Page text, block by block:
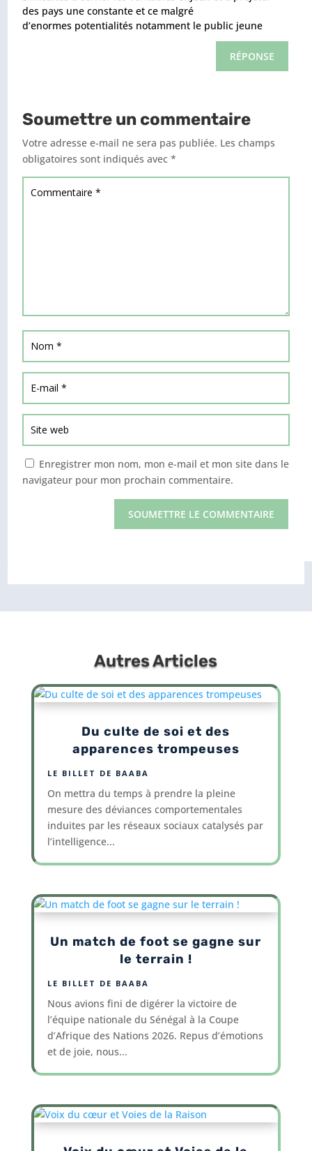
des pays une constante et ce malgré
d’enormes potentialités notamment le public jeune
RÉPONSE
Soumettre un commentaire
Votre adresse e-mail ne sera pas publiée. Les champs
obligatoires sont indiqués avec*
Enregistrer mon nom, mon e-mail et mon site dans le
navigateur pour mon prochain commentaire.
SOUMETTRE LE COMMENTAIRE
Autres Articles
Du culte de soi et des
apparences trompeuses
LE BILLET DE BAABA
On mettra du temps à prendre la pleine
mesure des déviances comportementales
induites par les réseaux sociaux catalysés par
l’intelligence...
Un match de foot se gagne sur
le terrain !
LE BILLET DE BAABA
Nous avions fini de digérer la victoire de
l’équipe nationale du Sénégal à la Coupe
d’Afrique des Nations 2026. Repus d’émotions
et de joie, nous...